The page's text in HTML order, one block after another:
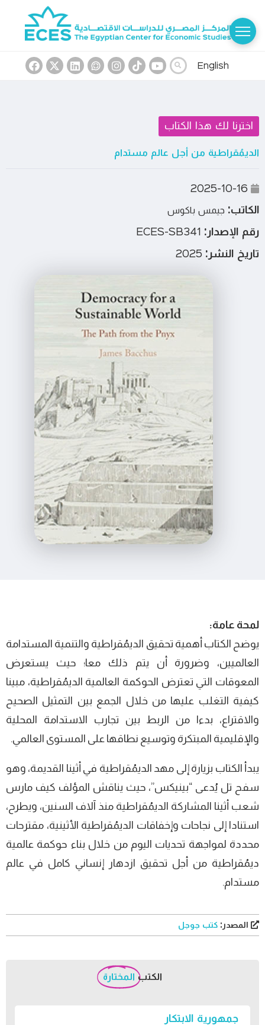
English
اخترنا لك هذا الكتاب
الديمُقراطية من أجل عالم مستدام
الكاتب: جيمس باكوس
رقم الإصدار:
تاريخ النشر:
لمحة عامة:
يوضح الكتاب أهمية تحقيق الديمُقراطية والتنمية المستدامة
العالميين، وضرورة أن يتم ذلك معا؛ حيث يستعرض
المعوقات التي تعترض الحوكمة العالمية الديمُقراطية، مبينا
كيفية التغلب عليها من خلال الجمع بين التمثيل الصحيح
والاقتراع، بدءا من الربط بين تجارب الاستدامة المحلية
والإقليمية المبتكرة وتوسيع نطاقها على المستوى العالمي.
يبدأ الكتاب بزيارة إلى مهد الديمُقراطية في أثينا القديمة، وهو
سفح تل يُدعى “بينيكس”، حيث يناقش المؤلف كيف مارس
شعب أثينا المشاركة الديمُقراطية منذ آلاف السنين، ويطرح،
استنادا إلى نجاحات وإخفاقات الديمُقراطية الأثينية، مقترحات
محددة لمواجهة تحديات اليوم من خلال بناء حوكمة عالمية
ديمُقراطية من أجل تحقيق ازدهار إنساني كامل في عالم
مستدام.
المصدر: كتب جوجل
الكتب المختارة
جمهورية الابتكار